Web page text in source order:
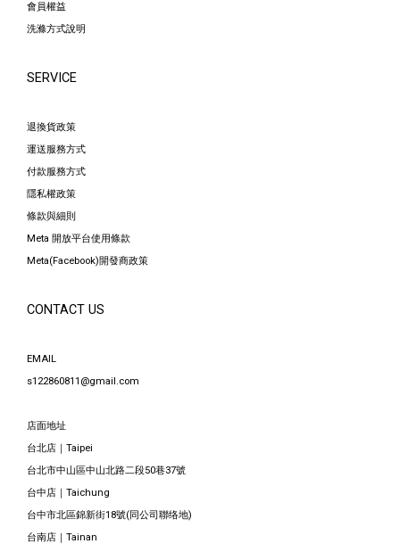
會員權益
洗滌方式說明
SERVICE
退換貨政策
運送服務方式
付款服務方式
隱私權政策
條款與細則
Meta 開放平台使用條款
Meta(Facebook)開發商政策
CONTACT US
EMAIL
s122860811@gmail.com
店面地址
台北店｜Taipei
台北市中山區中山北路二段50巷37號
台中店｜Taichung
台中市北區錦新街18號(同公司聯络地)
台南店｜Tainan